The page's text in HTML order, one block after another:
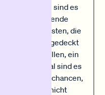
Manchmal sind es
die laufende
Betriebskosten, die
pünktlich gedeckt
werden sollen, ein
anderes Mal sind es
Wachstumschancen,
die du nicht